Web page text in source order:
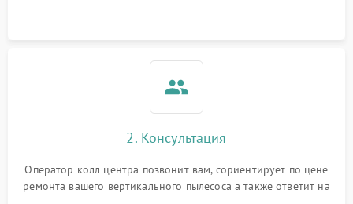
2. Консультация
Оператор колл центра позвонит вам, сориентирует по цене
ремонта вашего вертикального пылесоса а также ответит на